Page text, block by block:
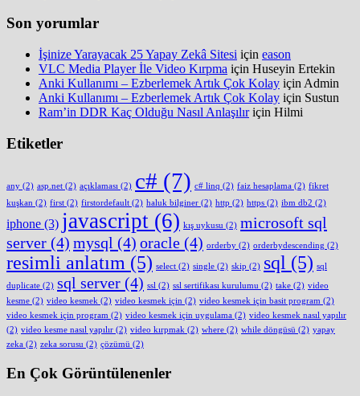
Son yorumlar
İşinize Yarayacak 25 Yapay Zekâ Sitesi için eason
VLC Media Player İle Video Kırpma için Huseyin Ertekin
Anki Kullanımı – Ezberlemek Artık Çok Kolay için Admin
Anki Kullanımı – Ezberlemek Artık Çok Kolay için Sustun
Ram’in DDR Kaç Olduğu Nasıl Anlaşılıriçin Hilmi
Etiketler
any (2) asp.net (2) açıklaması (2) c# (7) c# linq (2) faiz hesaplama (2) fikret
kuşkan (2) first (2) firstordefault (2) haluk bilginer (2) http (2) https (2) ibm db2 (2)
iphone (3) javascript (6) kış uykusu (2) microsoft sql
server (4) mysql (4) oracle (4) orderby (2) orderbydescending (2)
resimli anlatım (5) select (2) single (2) skip (2) sql (5) sql
duplicate (2) sql server (4) ssl (2) ssl sertifikası kurulumu (2) take (2) video
kesme (2) video kesmek (2) video kesmek için (2) video kesmek için basit program (2)
video kesmek için program (2) video kesmek için uygulama (2) video kesmek nasıl yapılır
(2) video kesme nasıl yapılır (2) video kırpmak (2) where (2) while döngüsü (2) yapay
zeka (2) zeka sorusu (2) çözümü (2)
En Çok Görüntülenenler